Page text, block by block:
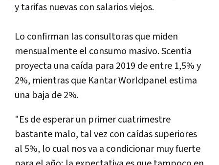
y tarifas nuevas con salarios viejos.
Lo confirman las consultoras que miden
mensualmente el consumo masivo. Scentia
proyecta una caída para 2019 de entre 1,5% y
2%, mientras que Kantar Worldpanel estima
una baja de 2%.
"Es de esperar un primer cuatrimestre
bastante malo, tal vez con caídas superiores
al 5%, lo cual nos va a condicionar muy fuerte